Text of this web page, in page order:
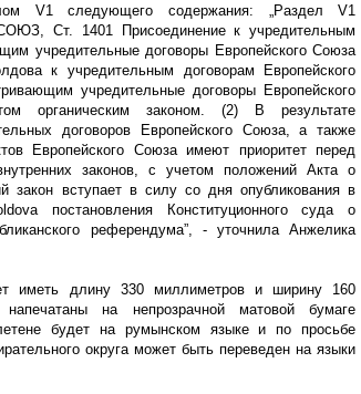
V1 следующего содержания: „Раздел V1
Ст. 1401 Присоединение к учредительным
учредительные договоры Европейского Союза
к учредительным договорам Европейского
учредительные договоры Европейского
органическим законом. (2) В результате
договоров Европейского Союза, а также
Европейского Союза имеют приоритет перед
законов, с учетом положений Акта о
закон вступает в силу со дня опубликования в
постановления Конституционного суда о
референдума”, - уточнила Анжелика
иметь длину 330 миллиметров и ширину 160
на непрозрачной матовой бумаге
будет на румынском языке и по просьбе
округа может быть переведен на языки